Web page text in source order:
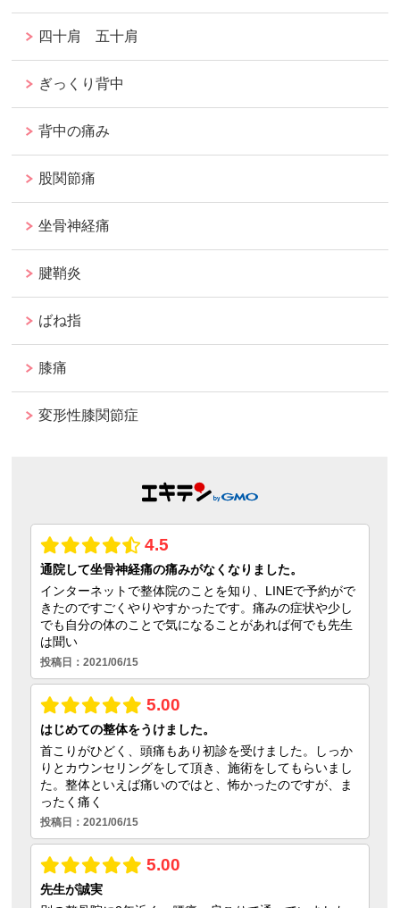
四十肩 五十肩
ぎっくり背中
背中の痛み
股関節痛
坐骨神経痛
腱鞘炎
ばね指
膝痛
変形性膝関節症